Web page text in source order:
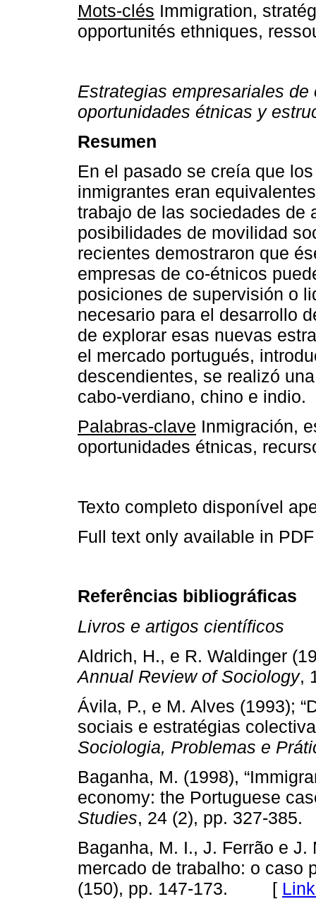
Mots-clés Immigration,
opportunités ethniques,
Estrategias empresariales
oportunidades étnicas y
Resumen
En el pasado se creía que
inmigrantes eran
trabajo de las sociedades de
posibilidades de movilidad
recientes demostraron que
empresas de co-étnicos
posiciones de supervisión o
necesario para el desarrollo
de explorar esas nuevas
el mercado portugués,
descendientes, se realizó
cabo-verdiano, chino e indio.
Palabras-clave Inmigración,
oportunidades étnicas,
Texto completo disponível
Full text only available in
Referências bibliográficas
Livros e artigos científicos
Aldrich, H., e R. Waldinger
Annual Review of Sociology,
Ávila, P., e M. Alves (1993);
sociais e estratégias
Sociologia, Problemas e
Baganha, M. (1998),
economy: the Portuguese
Studies, 24 (2), pp. 327-
Baganha, M. I., J. Ferrão e J.
mercado de trabalho: o caso
(150), pp. 147-173. [